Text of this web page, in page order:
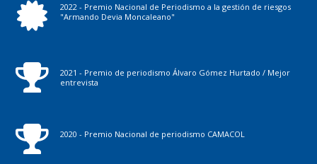
2022 - Premio Nacional de Periodismo a la gestión de riesgos
"Armando Devia Moncaleano"
2021 - Premio de periodismo Álvaro Gómez Hurtado / Mejor
entrevista
2020 - Premio Nacional de periodismo CAMACOL